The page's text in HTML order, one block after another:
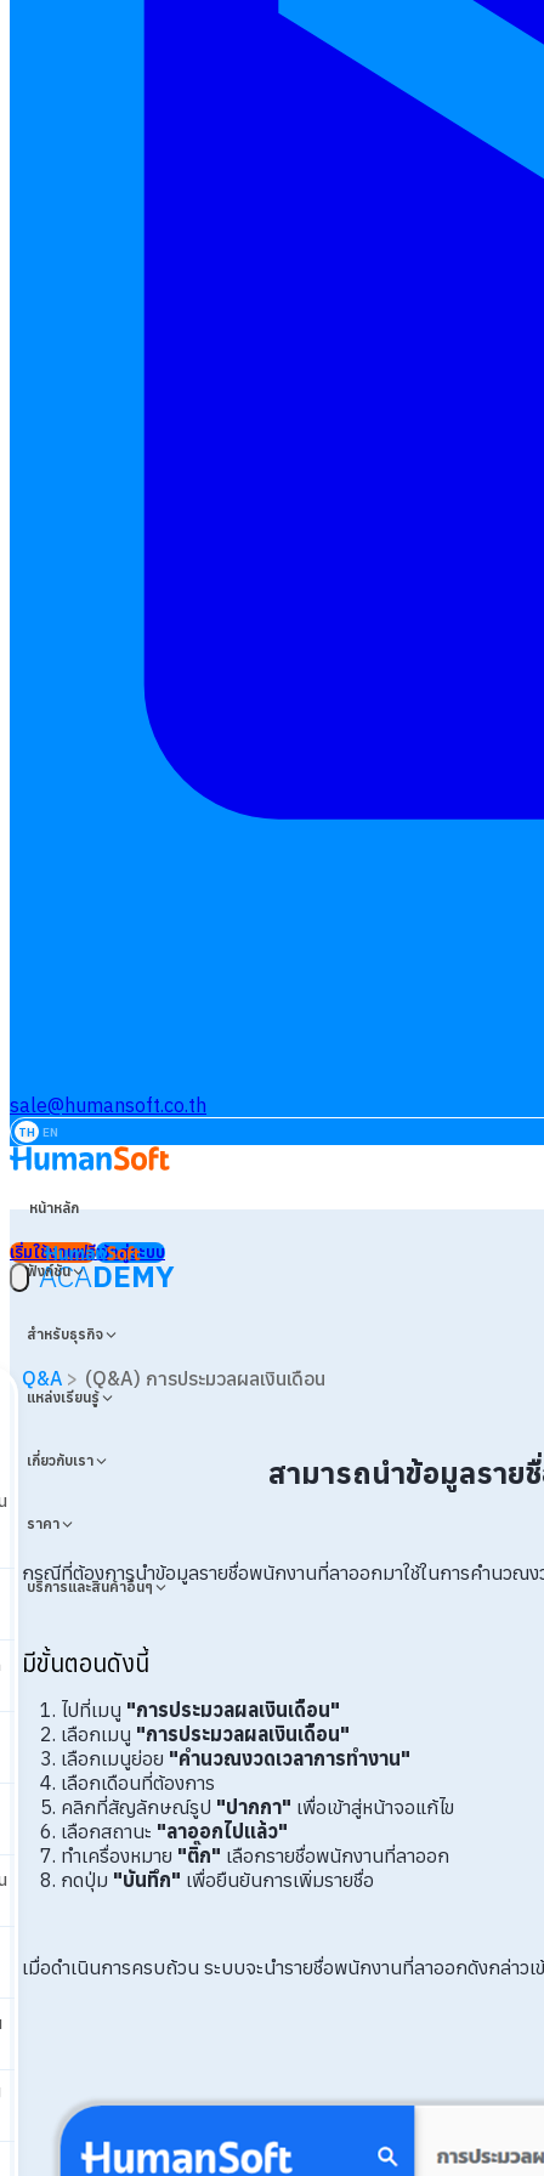
sale@humansoft.co.th
TH EN
หน้าหลัก
ฟังก์ชัน
สำหรับธุรกิจ
แหล่งเรียนรู้
เกี่ยวกับเรา
ราคา
บริการและสินค้าอื่นๆ
เริ่มใช้งานฟรีเข้าสู่ระบบ
ACADEMY
Q&A > (Q&A) การประมวลผลเงินเดือน
สามารถนำข้อมูลราย
กรณีที่ต้องการนำข้อมูลรายชื่อพนักงานที่ลาออกมาใช้ในการคำนวณง
มีขั้นตอนดังนี้
ไปที่เมนู "การประมวลผลเงินเดือน"
เลือกเมนู "การประมวลผลเงินเดือน"
เลือกเมนูย่อย "คำนวณงวดเวลาการทำงาน"
เลือกเดือนที่ต้องการ
คลิกที่สัญลักษณ์รูป "ปากกา" เพื่อเข้าสู่หน้าจอแก้ไข
เลือกสถานะ "ลาออกไปแล้ว"
ทำเครื่องหมาย "ติ๊ก" เลือกรายชื่อพนักงานที่ลาออก
กดปุ่ม "บันทึก" เพื่อยืนยันการเพิ่มรายชื่อ
เมื่อดำเนินการครบถ้วน ระบบจะนำรายชื่อพนักงานที่ลาออกดังกล่าว